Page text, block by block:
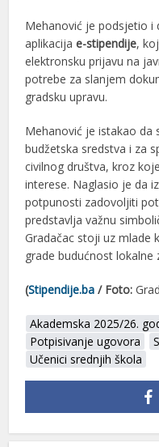
Mehanović je podsjetio i
aplikacijae-stipendije,
elektronsku prijavu na
potrebe za slanjem
gradsku upravu.
Mehanović je istakao da
budžetska sredstva i za
civilnog društva, kroz
interese. Naglasio je da
potpunosti zadovoljiti
predstavlja važnu
Gradačac stoji uz mlade
grade budućnost lokalne
(Stipendije.ba / Foto:
Akademska 2025/26.
Potpisivanje ugovora
Učenici srednjih škola